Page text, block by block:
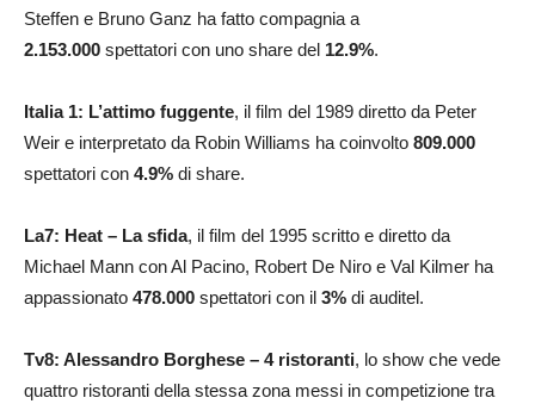
Steffen e Bruno Ganz ha fatto compagnia a
2.153.000 spettatori con uno share del 12.9%.
Italia 1: L’attimo fuggente, il film del 1989 diretto da Peter
Weir e interpretato da Robin Williams ha coinvolto 809.000
spettatori con 4.9% di share.
La7: Heat – La sfida, il film del 1995 scritto e diretto da
Michael Mann con Al Pacino, Robert De Niro e Val Kilmer ha
appassionato 478.000 spettatori con il 3% di auditel.
Tv8: Alessandro Borghese – 4 ristoranti, lo show che vede
quattro ristoranti della stessa zona messi in competizione tra